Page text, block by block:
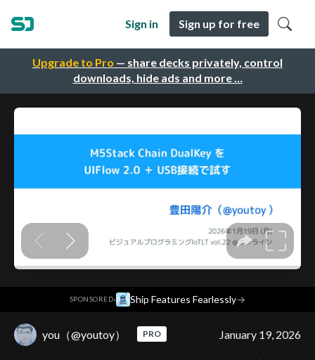
Upgrade to Pro — share decks privately, control
downloads, hide ads and more …
Sign in Sign up for free
SPONSORED· Ship Features Fearlessly→
you（@youtoy） PRO January 19, 2026